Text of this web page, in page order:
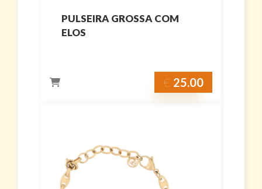
PULSEIRA GROSSA COM
ELOS
€ 25.00